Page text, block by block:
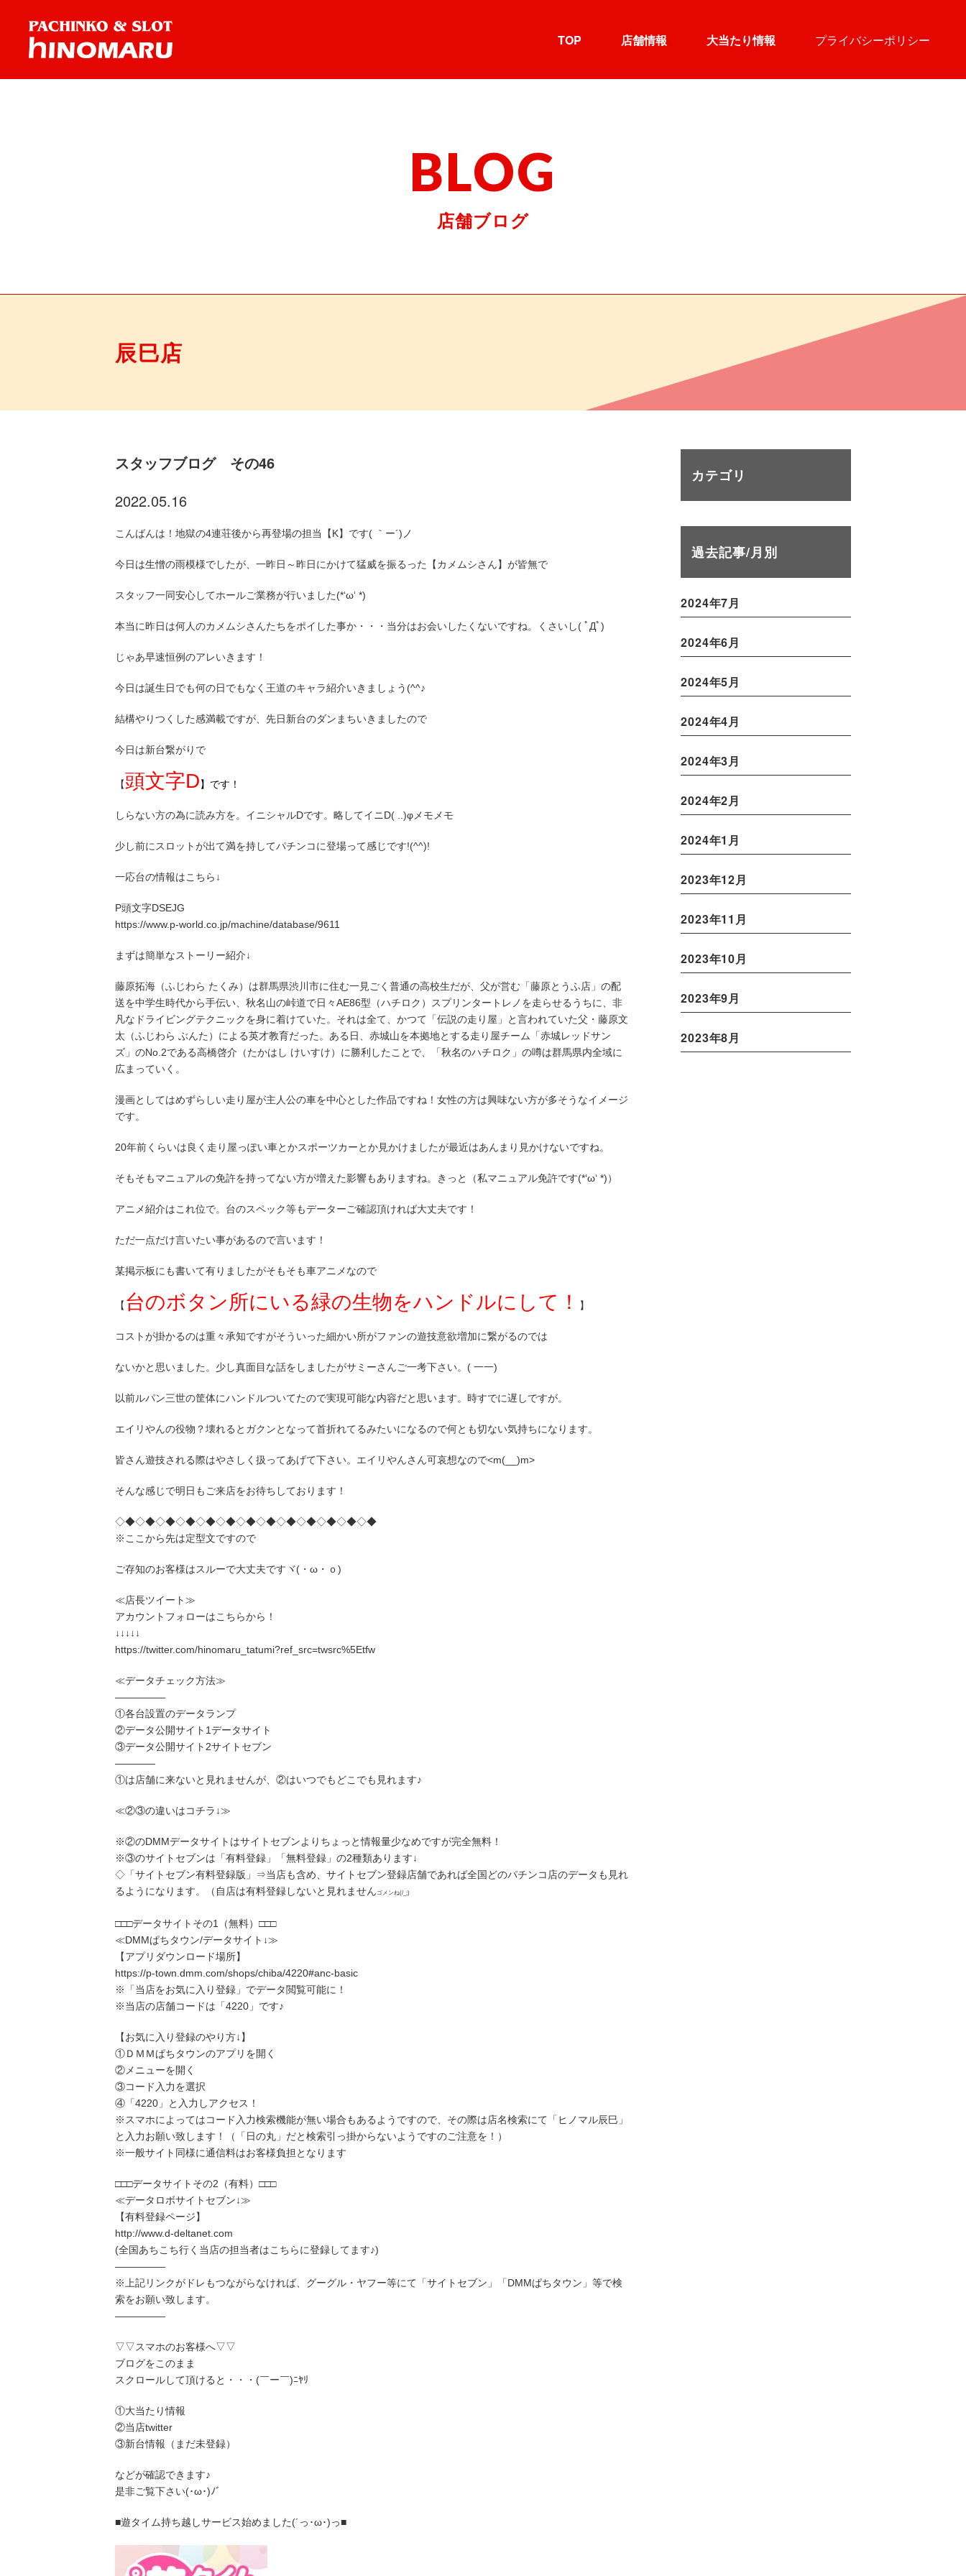
TOP 店舗情報 大当たり情報 プライバシーポリシー
BLOG
店舗ブログ
辰巳店
スタッフブログ その46
2022.05.16
こんばんは！地獄の4連荘後から再登場の担当【K】です( ｀ー´)ノ
今日は生憎の雨模様でしたが、一昨日～昨日にかけて猛威を振るった【カメムシさん】が皆無で
スタッフ一同安心してホールご業務が行いました(*‘ω‘ *)
本当に昨日は何人のカメムシさんたちをポイした事か・・・当分はお会いしたくないですね。くさいし( ﾟДﾟ)
じゃあ早速恒例のアレいきます！
今日は誕生日でも何の日でもなく王道のキャラ紹介いきましょう(^^♪
結構やりつくした感満載ですが、先日新台のダンまちいきましたので
今日は新台繋がりで
【頭文字D】です！
しらない方の為に読み方を。イニシャルDです。略してイニD( ..)φメモメモ
少し前にスロットが出て満を持してパチンコに登場って感じです!(^^)!
一応台の情報はこちら↓
P頭文字DSEJG
https://www.p-world.co.jp/machine/database/9611
まずは簡単なストーリー紹介↓
藤原拓海 （ふじわら たくみ）は群馬県渋川市に住む一見ごく普通の高校生だが、父が営む「藤原とうふ店」の配
送を中学生時代から手伝い、秋名山の峠道で日々AE86型（ハチロク） スプリンタートレノ を走らせるうちに、非
凡なドライビングテクニックを身に着けていた。それは全て、かつて「伝説の走り屋」と言われていた父・ 藤原文
太（ふじわら ぶんた） による英才教育だった。ある日、 赤城山を本拠地とする走り屋チーム「赤城レッドサン
ズ 」のNo.2である高橋啓介 （たかはし けいすけ）に勝利したことで、「秋名のハチロク 」の噂は群馬県内全域に
広まっていく。
漫画としてはめずらしい走り屋が主人公の車を中心とした作品ですね！女性の方は興味ない方が多そうなイメージ
です。
20年前くらいは良く走り屋っぽい車とかスポーツカーとか見かけましたが最近はあんまり見かけないですね。
そもそもマニュアルの免許を持ってない方が増えた影響もありますね。きっと（私マニュアル免許です(*‘ω‘ *)）
アニメ紹介はこれ位で。台のスペック等もデーターご確認頂ければ大丈夫です！
ただ一点だけ言いたい事があるので言います！
某掲示板にも書いて有りましたがそもそも車アニメなので
【 台のボタン所にいる緑の生物をハンドルにして！ 】
コストが掛かるのは重々承知ですがそういった細かい所がファンの遊技意欲増加に繋がるのでは
ないかと思いました。少し真面目な話をしましたがサミーさんご一考下さい。( 一一)
以前ルパン三世の筐体にハンドルついてたので実現可能な内容だと思います。時すでに遅しですが。
エイリやんの役物？壊れるとガクンとなって首折れてるみたいになるので何とも切ない気持ちになります。
皆さん遊技される際はやさしく扱ってあげて下さい。エイリやんさん可哀想なので<m(__)m>
そんな感じで明日もご来店をお待ちしております！
◇◆◇◆◇◆◇◆◇◆◇◆◇◆◇◆◇◆◇◆◇◆◇◆◇◆
※ここから先は定型文ですので
ご存知のお客様はスルーで大丈夫ですヾ(・ω・ｏ)
≪店長ツイート≫
アカウントフォローはこちらから！
↓↓↓↓↓
https://twitter.com/hinomaru_tatumi?ref_src=twsrc%5Etfw
≪データチェック方法≫
―――――
①各台設置のデータランプ
②データ公開サイト1データサイト
③データ公開サイト2サイトセブン
――――
①は店舗に来ないと見れませんが、②はいつでもどこでも見れます♪
≪②③の違いはコチラ↓≫
※②のDMMデータサイトはサイトセブンよりちょっと情報量少なめですが完全無料！
※③のサイトセブンは「有料登録」「無料登録」の2種類あります↓
◇「サイトセブン有料登録版」⇒当店も含め、サイトセブン登録店舗であれば全国どのパチンコ店のデータも見れ
るようになります。（自店は有料登録しないと見れません ゴメンね(/_;)
□□□データサイトその1（無料）□□□
≪DMMぱちタウン/データサイト↓≫
【アプリダウンロード場所】
https://p-town.dmm.com/shops/chiba/4220#anc-basic
※「当店をお気に入り登録」でデータ閲覧可能に！
※当店の店舗コードは「4220」です♪
【お気に入り登録のやり方↓】
①ＤＭＭぱちタウンのアプリを開く
②メニューを開く
③コード入力を選択
④「4220」と入力しアクセス！
※スマホによってはコード入力検索機能が無い場合もあるようですので、その際は店名検索にて「ヒノマル辰巳」
と入力お願い致します！（「日の丸」だと検索引っ掛からないようですのご注意を！）
※一般サイト同様に通信料はお客様負担となります
□□□データサイトその2（有料）□□□
≪データロボサイトセブン↓≫
【有料登録ページ】
http://www.d-deltanet.com
(全国あちこち行く当店の担当者はこちらに登録してます♪)
―――――
※上記リンクがドレもつながらなければ、グーグル・ヤフー等にて「サイトセブン」「DMMぱちタウン」等で検
索をお願い致します。
―――――
▽▽スマホのお客様へ▽▽
ブログをこのまま
スクロールして頂けると・・・(￣ー￣)ﾆﾔﾘ
①大当たり情報
②当店twitter
③新台情報（まだ未登録）
などが確認できます♪
是非ご覧下さい(･ω･)ﾉﾞ
■遊タイム持ち越しサービス始めました(´っ･ω･)っ■
カテゴリ
過去記事/月別
2024年7月
2024年6月
2024年5月
2024年4月
2024年3月
2024年2月
2024年1月
2023年12月
2023年11月
2023年10月
2023年9月
2023年8月